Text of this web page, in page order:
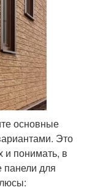
основные
Это
и понимать, в
панели для